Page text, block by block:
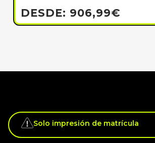
DESDE: 906,99€
Solo impresión de matrícula